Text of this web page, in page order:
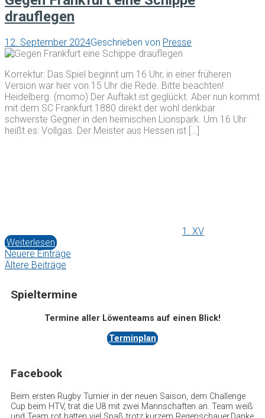
drauflegen
12. September 2024Geschrieben von Presse
Korrektur: Das Spiel beginnt um 16 Uhr, in einer früheren
Version war hier von 15 Uhr die Rede. Bitte beachten!
Heidelberg. (momo) Der Auftakt ist geglückt. Aber nun kommt
mit dem SC Frankfurt 1880 direkt der wohl denkbar
schwerste Gegner in den heimischen Lionspark. Um 16 Uhr
heißt es: Vollgas. Der Meister aus Hessen ist […]
1. XV
Weiterlesen
Neuere Einträge
Ältere Beiträge
Spieltermine
Termine aller Löwenteams auf einen Blick!
Terminplan
Facebook
Beim ersten Rugby Turnier in der neuen Saison, dem Challenge
Cup beim HTV, trat die U8 mit zwei Mannschaften an. Team weiß